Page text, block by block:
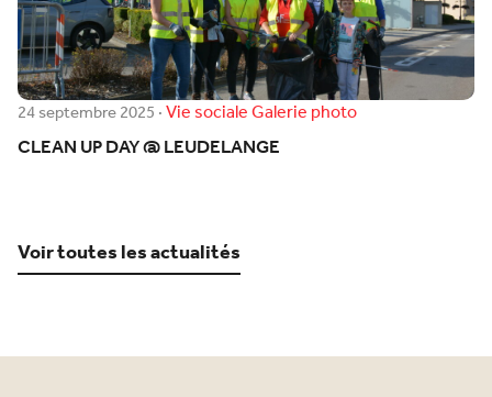
24 septembre 2025·Vie socialeGalerie photo
CLEAN UP DAY @ LEUDELANGE
Voir toutes les actualités